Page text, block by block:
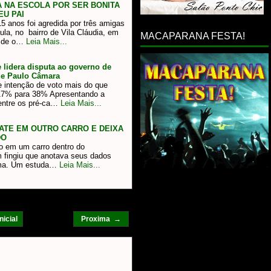
NA ESCOLA POR SER BONITA
PAI
anos foi agredida por três amigas
no bairro de Vila Cláudia, em
o…
Leia Mais...
lidera disputa ao governo de
Paulo Câmara
intenção de voto mais do que
para 38% Apresentando a
os pré-ca…
Leia Mais...
EM OUTRO CARRO E DEIXA
em um carro dentro do
fingiu que anotava seus dados
Um estuda…
Leia Mais...
Proxima →
MACAPARANA FESTA!